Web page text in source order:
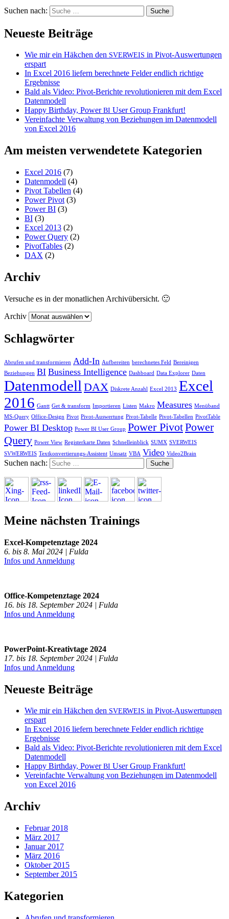
Suchen nach:
Neueste Beiträge
Wie mir ein Häkchen den SVERWEIS in Pivot-Auswertungen
erspart
In Excel 2016 liefern berechnete Felder endlich richtige
Ergebnisse
Bald als Video: Pivot-Berichte revolutionieren mit dem Excel
Datenmodell
Happy Birthday, PowerBI User Group Frankfurt!
Vereinfachte Verwaltung von Beziehungen im Datenmodell
von Excel 2016
Am meisten verwendetete Kategorien
Excel 2016 (7)
Datenmodell (4)
Pivot Tabellen (4)
Power Pivot (3)
Power BI (3)
BI (3)
Excel 2013 (2)
Power Query (2)
PivotTables (2)
DAX (2)
Archiv
Versuche es in der monatlichen Archivübersicht. 🙂
Archiv
Schlagwörter
Abrufen und transformieren Add-In Aufbereiten berechnetes Feld Bereinigen
Beziehungen BI Business Intelligence Dashboard Data Explorer Daten
Datenmodell DAX Diskrete Anzahl Excel 2013 Excel
2016 Gantt Get & transform Importieren Listen Makro Measures Menüband
MS-Query Office-Design Pivot Pivot-Auswertung Pivot-Tabelle Pivot-Tabellen PivotTable
Power BI Desktop Power BI User Group Power PivotPower
Query Power View Registerkarte Daten Schnelleinblick SUMX SVERWEIS
SVWERWEIS Textkonvertierungs-Assistent Umsatz VBA Video Video2Brain
Suchen nach:
Meine nächsten Trainings
Excel-Kompetenztage 2024
6. bis 8. Mai 2024 | Fulda
Infos und Anmeldung
Office-Kompetenztage 2024
16. bis 18. September 2024 | Fulda
Infos und Anmeldung
PowerPoint-Kreativtage 2024
17. bis 18. September 2024 | Fulda
Infos und Anmeldung
Neueste Beiträge
Wie mir ein Häkchen den SVERWEIS in Pivot-Auswertungen
erspart
In Excel 2016 liefern berechnete Felder endlich richtige
Ergebnisse
Bald als Video: Pivot-Berichte revolutionieren mit dem Excel
Datenmodell
Happy Birthday, PowerBI User Group Frankfurt!
Vereinfachte Verwaltung von Beziehungen im Datenmodell
von Excel 2016
Archiv
Februar 2018
März 2017
Januar 2017
März 2016
Oktober 2015
September 2015
Kategorien